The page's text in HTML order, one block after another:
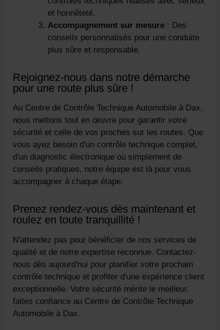
et honnêteté.
Accompagnement sur mesure : Des
conseils personnalisés pour une conduite
plus sûre et responsable.
Rejoignez-nous dans notre démarche
pour une route plus sûre !
Au Centre de Contrôle Technique Automobile à Dax,
nous mettons tout en œuvre pour garantir votre
sécurité et celle de vos proches sur les routes. Que
vous ayez besoin d'un contrôle technique complet,
d'un diagnostic électronique ou simplement de
conseils pratiques, notre équipe est là pour vous
accompagner à chaque étape.
Prenez rendez-vous dès maintenant et
roulez en toute tranquillité !
N'attendez pas pour bénéficier de nos services de
qualité et de notre expertise reconnue. Contactez-
nous dès aujourd'hui pour planifier votre prochain
contrôle technique et profiter d'une expérience client
exceptionnelle. Votre sécurité mérite le meilleur,
faites confiance au Centre de Contrôle Technique
Automobile à Dax.